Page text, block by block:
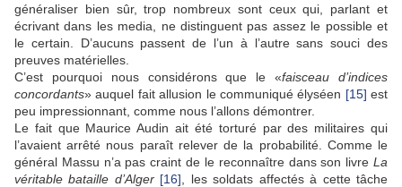
généraliser bien sûr, trop nombreux sont ceux qui, parlant et
écrivant dans les media, ne distinguent pas assez le possible et
le certain. D’aucuns passent de l’un à l’autre sans souci des
preuves matérielles.
C’est pourquoi nous considérons que le «faisceau d’indices
concordants» auquel fait allusion le communiqué élyséen [15] est
peu impressionnant, comme nous l’allons démontrer.
Le fait que Maurice Audin ait été torturé par des militaires qui
l’avaient arrêté nous paraît relever de la probabilité. Comme le
général Massu n’a pas craint de le reconnaître dans son livre La
véritable bataille d’Alger [16] , les soldats affectés à cette tâche